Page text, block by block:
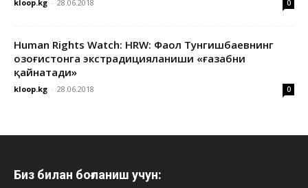
kloop.kg - 28.06.2018 0
Human Rights Watch: HRW: Фаол Тунгишбаевнинг
Қозоғистонга экстрадицияланиши «ғазабни
қайнатади»
kloop.kg - 28.06.2018 0
Биз билан боғланиш учун: